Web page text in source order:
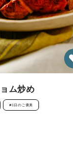
ム炒め
#1日のご褒美